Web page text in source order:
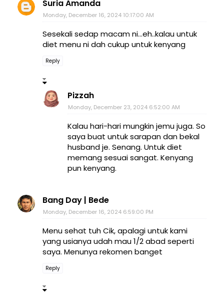
Suria Amanda
Monday, December 16, 2024 10:17:00 AM
Sesekali sedap macam ni...eh..kalau untuk
diet menu ni dah cukup untuk kenyang
Reply
Pizzah
Monday, December 23, 2024 6:52:00 AM
Kalau hari-hari mungkin jemu juga. So
saya buat untuk sarapan dan bekal
husband je. Senang. Untuk diet
memang sesuai sangat. Kenyang
pun kenyang.
Bang Day | Bede
Monday, December 16, 2024 6:59:00 PM
Menu sehat tuh Cik, apalagi untuk kami
yang usianya udah mau 1/2 abad seperti
saya. Menunya rekomen banget
Reply